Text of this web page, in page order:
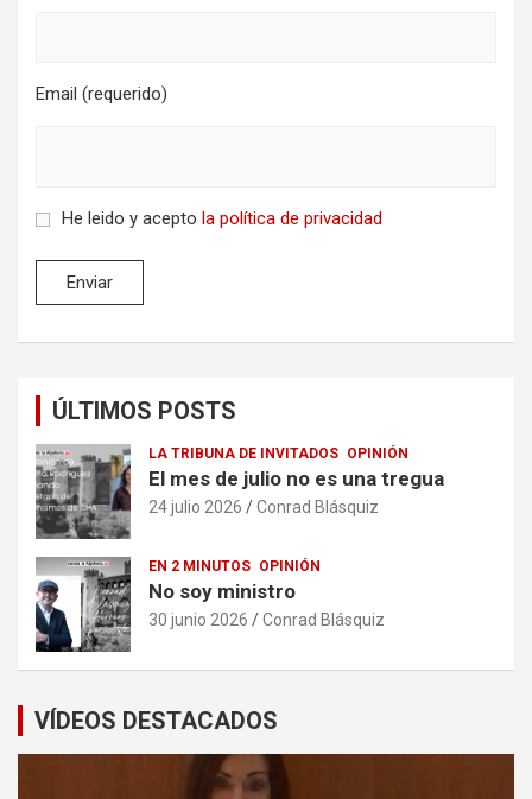
Email (requerido)
He leido y acepto la política de privacidad
ÚLTIMOS POSTS
LA TRIBUNA DE INVITADOS OPINIÓN
El mes de julio no es una tregua
24 julio 2026 Conrad Blásquiz
EN 2 MINUTOS OPINIÓN
No soy ministro
30 junio 2026 Conrad Blásquiz
VÍDEOS DESTACADOS